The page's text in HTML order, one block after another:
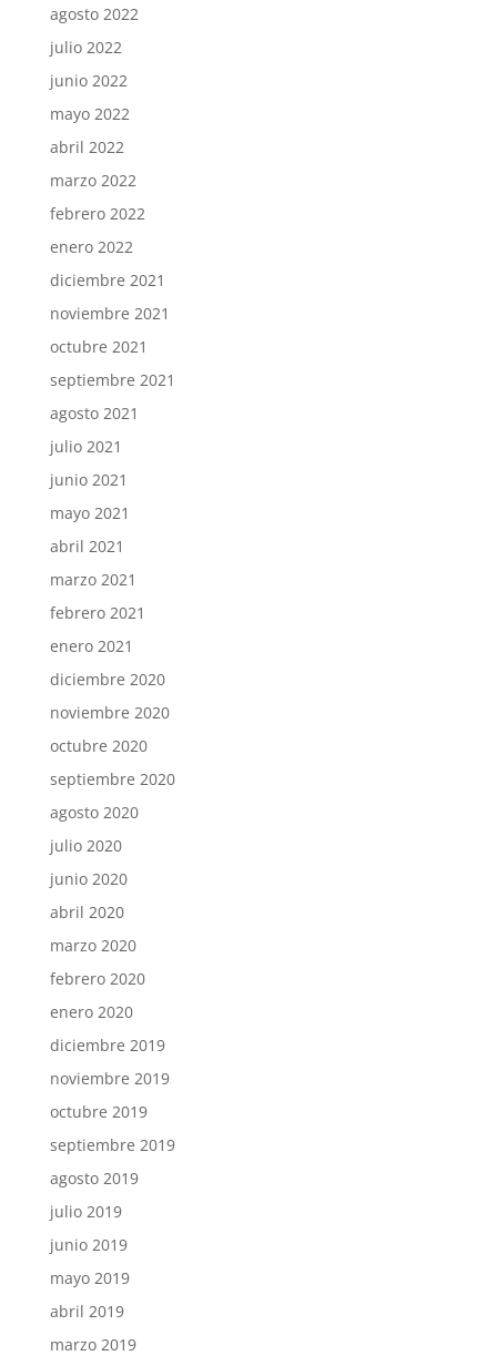
agosto 2022
julio 2022
junio 2022
mayo 2022
abril 2022
marzo 2022
febrero 2022
enero 2022
diciembre 2021
noviembre 2021
octubre 2021
septiembre 2021
agosto 2021
julio 2021
junio 2021
mayo 2021
abril 2021
marzo 2021
febrero 2021
enero 2021
diciembre 2020
noviembre 2020
octubre 2020
septiembre 2020
agosto 2020
julio 2020
junio 2020
abril 2020
marzo 2020
febrero 2020
enero 2020
diciembre 2019
noviembre 2019
octubre 2019
septiembre 2019
agosto 2019
julio 2019
junio 2019
mayo 2019
abril 2019
marzo 2019